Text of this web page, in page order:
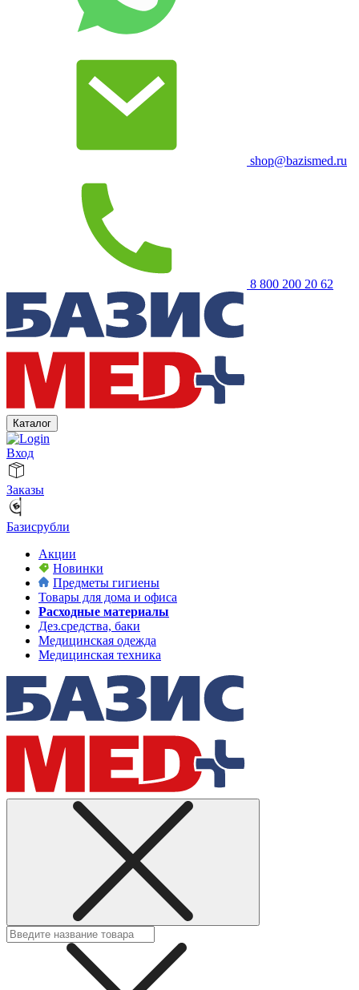
shop@bazismed.ru
8 800 200 20 62
Каталог
Вход
Заказы
Базисрубли
Акции
Новинки
Предметы гигиены
Товары для дома и офиса
Расходные материалы
Дез.средства, баки
Медицинская одежда
Медицинская техника